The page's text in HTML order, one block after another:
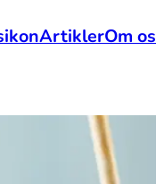
ArtiklerOm os